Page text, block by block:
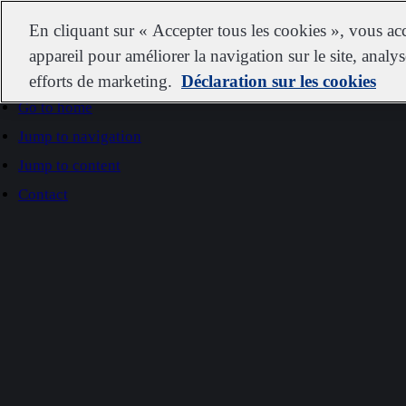
Go to home
Jump to navigation
Jump to content
Contact
IDEXXEn cliquant sur « Accepter tous les cookies », vous
appareil pour améliorer la navigation sur le site,
efforts de marketing. Déclaration sur les cookies